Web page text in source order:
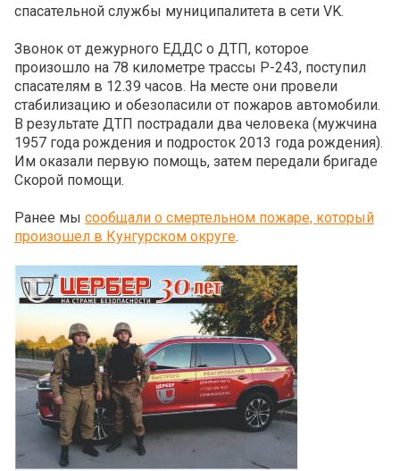
спасательной службы муниципалитета в сети VK.
Звонок от дежурного ЕДДС о ДТП, которое
произошло на 78 километре трассы Р-243, поступил
спасателям в 12.39 часов. На месте они провели
стабилизацию и обезопасили от пожаров автомобили.
В результате ДТП пострадали два человека (мужчина
1957 года рождения и подросток 2013 года рождения).
Им оказали первую помощь, затем передали бригаде
Скорой помощи.
Ранее мы сообщали о смертельном пожаре, который
произошел в Кунгурском округе.